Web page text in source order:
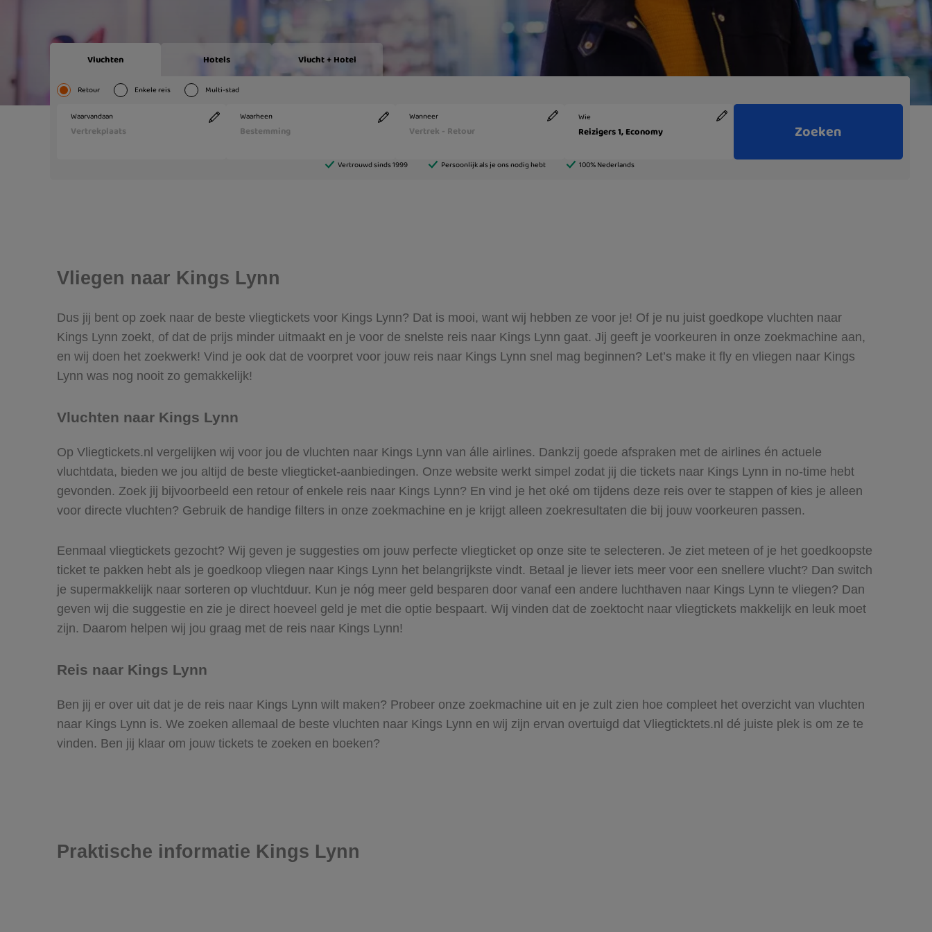
Vliegen naar Kings Lynn
Dus jij bent op zoek naar de beste vliegtickets voor Kings Lynn? Dat is mooi, want wij hebben ze voor je! Of je nu juist goedkope vluchten naar
Kings Lynn zoekt, of dat de prijs minder uitmaakt en je voor de snelste reis naar Kings Lynn gaat. Jij geeft je voorkeuren in onze zoekmachine aan,
en wij doen het zoekwerk! Vind je ook dat de voorpret voor jouw reis naar Kings Lynn snel mag beginnen? Let’s make it fly en vliegen naar Kings
Lynn was nog nooit zo gemakkelijk!
Vluchten naar Kings Lynn
Op Vliegtickets.nl vergelijken wij voor jou de vluchten naar Kings Lynn van álle airlines. Dankzij goede afspraken met de airlines én actuele
vluchtdata, bieden we jou altijd de beste vliegticket-aanbiedingen. Onze website werkt simpel zodat jij die tickets naar Kings Lynn in no-time hebt
gevonden. Zoek jij bijvoorbeeld een retour of enkele reis naar Kings Lynn? En vind je het oké om tijdens deze reis over te stappen of kies je alleen
voor directe vluchten? Gebruik de handige filters in onze zoekmachine en je krijgt alleen zoekresultaten die bij jouw voorkeuren passen.
Eenmaal vliegtickets gezocht? Wij geven je suggesties om jouw perfecte vliegticket op onze site te selecteren. Je ziet meteen of je het goedkoopste
ticket te pakken hebt als je goedkoop vliegen naar Kings Lynn het belangrijkste vindt. Betaal je liever iets meer voor een snellere vlucht? Dan switch
je supermakkelijk naar sorteren op vluchtduur. Kun je nóg meer geld besparen door vanaf een andere luchthaven naar Kings Lynn te vliegen? Dan
geven wij die suggestie en zie je direct hoeveel geld je met die optie bespaart. Wij vinden dat de zoektocht naar vliegtickets makkelijk en leuk moet
zijn. Daarom helpen wij jou graag met de reis naar Kings Lynn!
Reis naar Kings Lynn
Ben jij er over uit dat je de reis naar Kings Lynn wilt maken? Probeer onze zoekmachine uit en je zult zien hoe compleet het overzicht van vluchten
naar Kings Lynn is. We zoeken allemaal de beste vluchten naar Kings Lynn en wij zijn ervan overtuigd dat Vliegticktets.nl dé juiste plek is om ze te
vinden. Ben jij klaar om jouw tickets te zoeken en boeken?
Praktische informatie Kings Lynn